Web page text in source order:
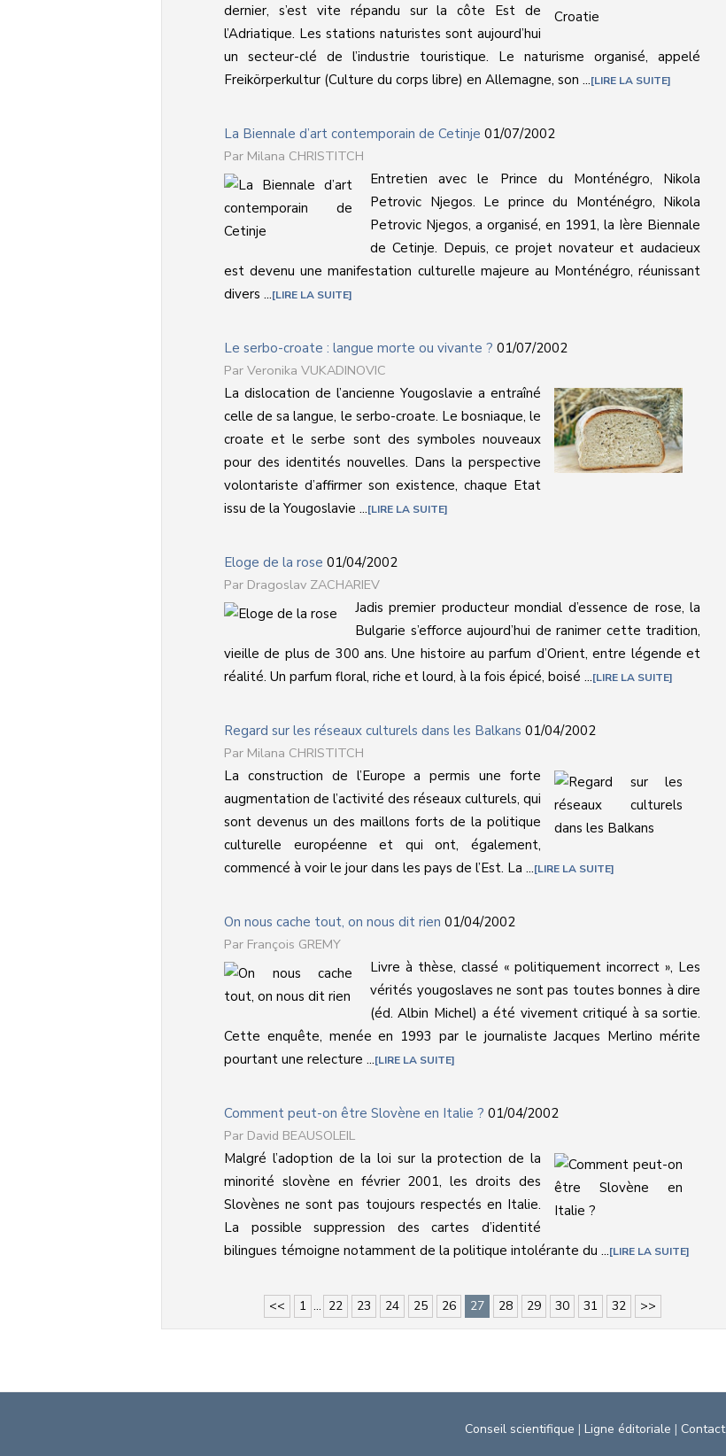
dernier, s’est vite répandu sur la côte Est de
l’Adriatique. Les stations naturistes sont aujourd’hui
un secteur-clé de l’industrie touristique. Le naturisme organisé, appelé
Freikörperkultur (Culture du corps libre) en Allemagne, son ... LIRE LA SUITE
La Biennale d’art contemporain de Cetinje 01/07/2002
Milana CHRISTITCH
Entretien avec le Prince du Monténégro, Nikola
Petrovic Njegos. Le prince du Monténégro, Nikola
Petrovic Njegos, a organisé, en 1991, la Ière Biennale
de Cetinje. Depuis, ce projet novateur et audacieux
est devenu une manifestation culturelle majeure au Monténégro, réunissant
divers ... LIRE LA SUITE
Le serbo-croate : langue morte ou vivante ? 01/07/2002
Veronika VUKADINOVIC
La dislocation de l’ancienne Yougoslavie a entraîné
celle de sa langue, le serbo-croate. Le bosniaque, le
croate et le serbe sont des symboles nouveaux
pour des identités nouvelles. Dans la perspective
volontariste d’affirmer son existence, chaque Etat
issu de la Yougoslavie ... LIRE LA SUITE
Eloge de la rose 01/04/2002
Dragoslav ZACHARIEV
Jadis premier producteur mondial d’essence de rose, la
Bulgarie s’efforce aujourd’hui de ranimer cette tradition,
vieille de plus de 300 ans. Une histoire au parfum d’Orient, entre légende et
réalité. Un parfum floral, riche et lourd, à la fois épicé, boisé ... LIRE LA SUITE
Regard sur les réseaux culturels dans les Balkans 01/04/2002
Milana CHRISTITCH
La construction de l’Europe a permis une forte
augmentation de l’activité des réseaux culturels, qui
sont devenus un des maillons forts de la politique
culturelle européenne et qui ont, également,
commencé à voir le jour dans les pays de l’Est. La ... LIRE LA SUITE
On nous cache tout, on nous dit rien 01/04/2002
François GREMY
Livre à thèse, classé « politiquement incorrect », Les
vérités yougoslaves ne sont pas toutes bonnes à dire
(éd. Albin Michel) a été vivement critiqué à sa sortie.
Cette enquête, menée en 1993 par le journaliste Jacques Merlino mérite
pourtant une relecture ... LIRE LA SUITE
Comment peut-on être Slovène en Italie ? 01/04/2002
David BEAUSOLEIL
Malgré l’adoption de la loi sur la protection de la
minorité slovène en février 2001, les droits des
Slovènes ne sont pas toujours respectés en Italie.
La possible suppression des cartes d’identité
bilingues témoigne notamment de la politique intolérante du ... LIRE LA SUITE
<< 1 ... 22 23 24 25 26 27 28 29 30 31 32 >>
Conseil scientifique | Ligne éditoriale | Contact